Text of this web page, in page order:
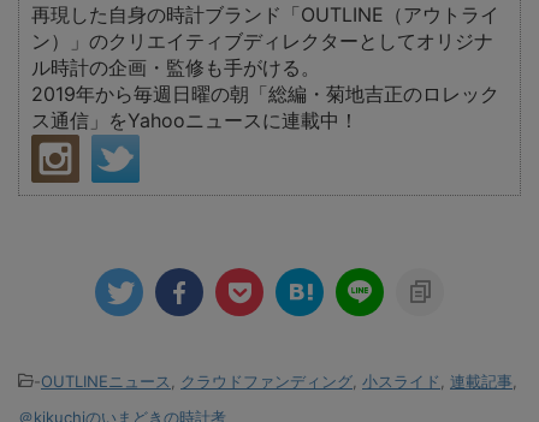
再現した自身の時計ブランド「OUTLINE（アウトライ
ン）」のクリエイティブディレクターとしてオリジナ
ル時計の企画・監修も手がける。
2019年から毎週日曜の朝「総編・菊地吉正のロレック
ス通信」をYahooニュースに連載中！
-OUTLINEニュース クラウドファンディング 小スライド 連載記事
＠kikuchiのいまどきの時計考